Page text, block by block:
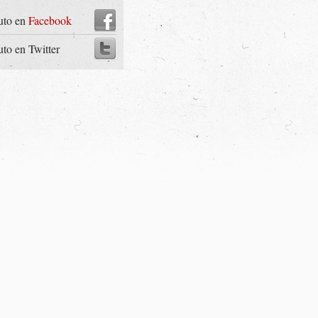
en Facebook
en Twitter